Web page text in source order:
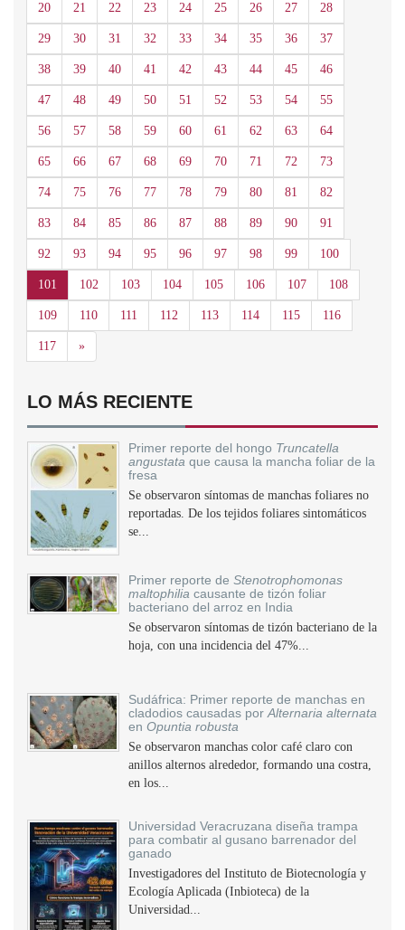
20 21 22 23 24 25 26 27 28
29 30 31 32 33 34 35 36 37
38 39 40 41 42 43 44 45 46
47 48 49 50 51 52 53 54 55
56 57 58 59 60 61 62 63 64
65 66 67 68 69 70 71 72 73
74 75 76 77 78 79 80 81 82
83 84 85 86 87 88 89 90 91
92 93 94 95 96 97 98 99 100
101 102 103 104 105 106 107 108
109 110 111 112 113 114 115 116
117 »Siguiente
LO MÁS RECIENTE
Primer reporte del hongo Truncatella
angustata que causa la mancha foliar de la
fresa
Se observaron síntomas de manchas foliares no
reportadas. De los tejidos foliares sintomáticos
se...
Primer reporte de Stenotrophomonas
maltophilia causante de tizón foliar
bacteriano del arroz en India
Se observaron síntomas de tizón bacteriano de la
hoja, con una incidencia del 47%...
Sudáfrica: Primer reporte de manchas en
cladodios causadas por Alternaria alternata
en Opuntia robusta
Se observaron manchas color café claro con
anillos alternos alrededor, formando una costra,
en los...
Universidad Veracruzana diseña trampa
para combatir al gusano barrenador del
ganado
Investigadores del Instituto de Biotecnología y
Ecología Aplicada (Inbioteca) de la
Universidad...